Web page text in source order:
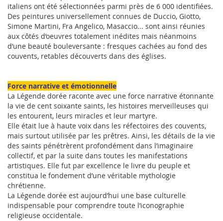
italiens ont été sélectionnées parmi près de 6 000 identifiées.
Des peintures universellement connues de Duccio, Giotto,
Simone Martini, Fra Angelico, Masaccio... sont ainsi réunies
aux côtés d’oeuvres totalement inédites mais néanmoins
d’une beauté bouleversante : fresques cachées au fond des
couvents, retables découverts dans des églises.
Force narrative et émotionnelle
La Légende dorée raconte avec une force narrative étonnante
la vie de cent soixante saints, les histoires merveilleuses qui
les entourent, leurs miracles et leur martyre.
Elle était lue à haute voix dans les réfectoires des couvents,
mais surtout utilisée par les prêtres. Ainsi, les détails de la vie
des saints pénétrèrent profondément dans l’imaginaire
collectif, et par la suite dans toutes les manifestations
artistiques. Elle fut par excellence le livre du peuple et
constitua le fondement d’une véritable mythologie
chrétienne.
La Légende dorée est aujourd’hui une base culturelle
indispensable pour comprendre toute l’iconographie
religieuse occidentale.